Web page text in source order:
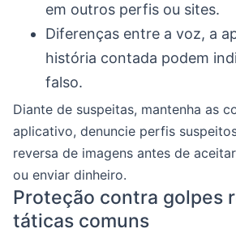
em outros perfis ou sites.
Diferenças entre a voz, a
história contada podem
falso.
Diante de suspeitas, mantenha as
aplicativo, denuncie perfis
reversa de imagens antes de
ou enviar dinheiro.
Proteção contra golpes
táticas comuns